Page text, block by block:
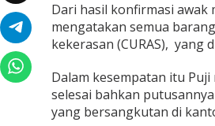
a
l
k
n
B
a
Dari hasil konfirmasi awak
mengatakan semua
kekerasan (CURAS), yang
Dalam kesempatan itu
selesai bahkan
yang bersangkutan di